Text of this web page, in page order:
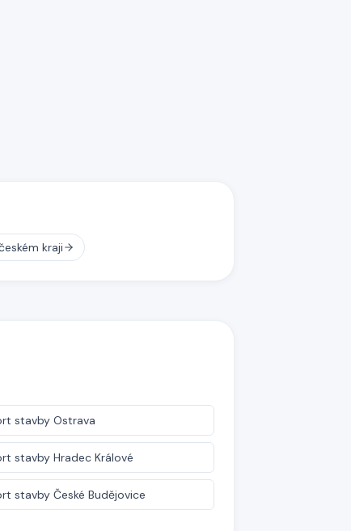
kraji
stavby Ostrava
stavby Hradec Králové
stavby České Budějovice